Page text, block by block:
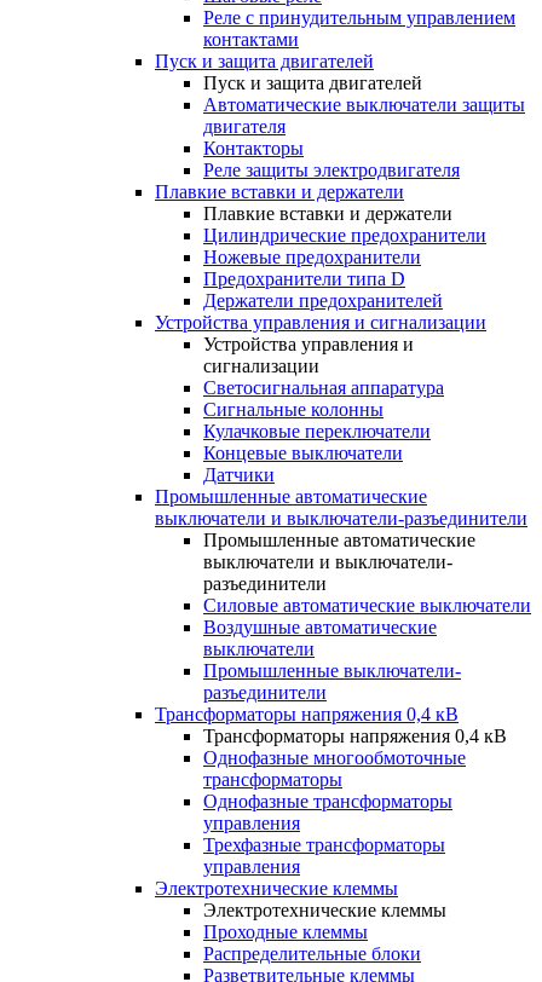
Реле с принудительным управлением
контактами
Пуск и защита двигателей
Пуск и защита двигателей
Автоматические выключатели защиты
двигателя
Контакторы
Реле защиты электродвигателя
Плавкие вставки и держатели
Плавкие вставки и держатели
Цилиндрические предохранители
Ножевые предохранители
Предохранители типа D
Держатели предохранителей
Устройства управления и сигнализации
Устройства управления и
сигнализации
Светосигнальная аппаратура
Сигнальные колонны
Кулачковые переключатели
Концевые выключатели
Датчики
Промышленные автоматические
выключатели и выключатели-разъединители
Промышленные автоматические
выключатели и выключатели-
разъединители
Силовые автоматические выключатели
Воздушные автоматические
выключатели
Промышленные выключатели-
разъединители
Трансформаторы напряжения 0,4 кВ
Трансформаторы напряжения 0,4 кВ
Однофазные многообмоточные
трансформаторы
Однофазные трансформаторы
управления
Трехфазные трансформаторы
управления
Электротехнические клеммы
Электротехнические клеммы
Проходные клеммы
Распределительные блоки
Разветвительные клеммы